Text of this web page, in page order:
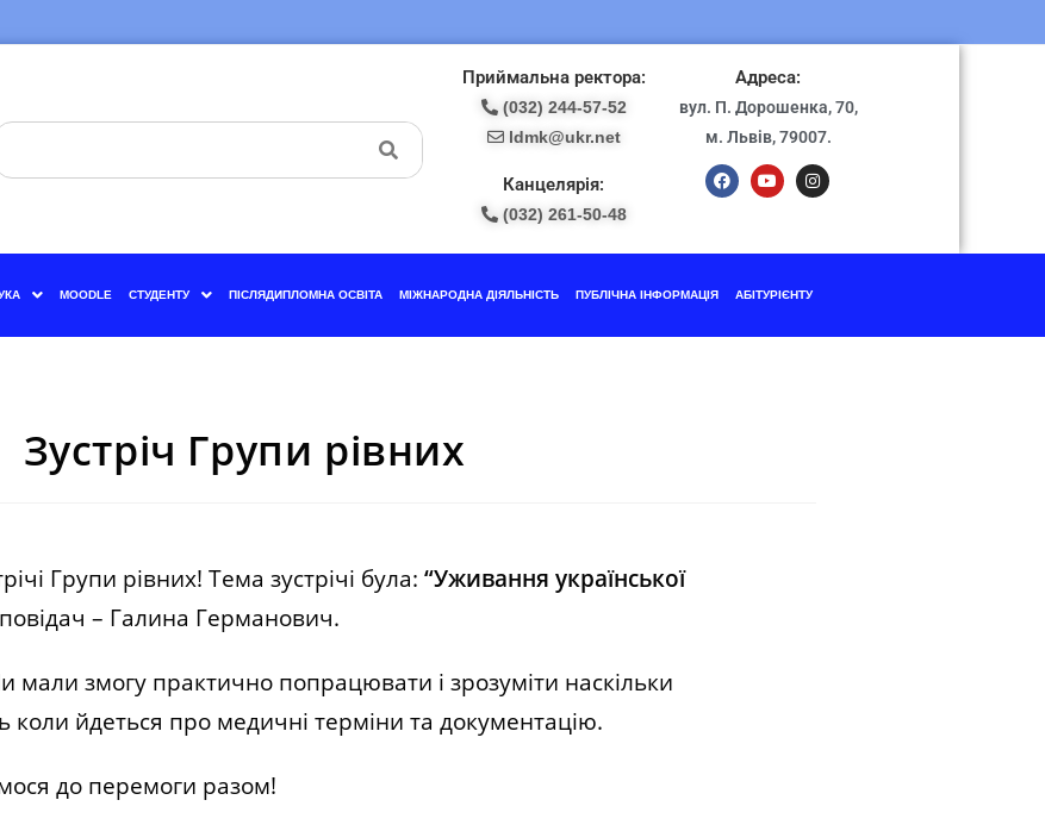
Приймальна ректора:
(032) 244-57-52
ldmk@ukr.net
Канцелярія:
(032) 261-50-48
Адреса:
вул. П. Дорошенка, 70,
м. Львів, 79007.
MOODLE СТУДЕНТУ ПІСЛЯДИПЛОМНА ОСВІТА МІЖНАРОДНА ДІЯЛЬНІСТЬ ПУБЛІЧНА ІНФОРМАЦІЯ АБІТУРІЄНТУ
Зустріч Групи рівних
Групи рівних! Тема зустрічі була: “Уживання української
– Галина Германович.
змогу практично попрацювати і зрозуміти наскільки
йдеться про медичні терміни та документацію.
до перемоги разом!